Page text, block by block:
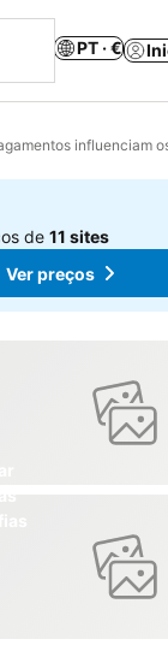
PT · €
influenciam
de11 sites
Ver preços